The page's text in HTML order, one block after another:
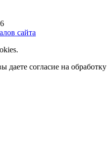
сайта
даете согласие на обработку